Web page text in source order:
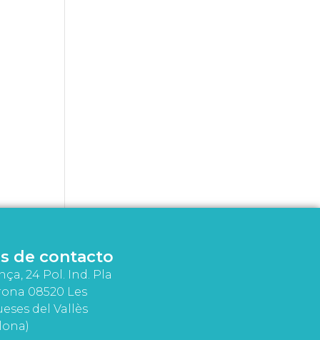
de contacto
24 Pol. Ind. Pla
08520 Les
del Vallès